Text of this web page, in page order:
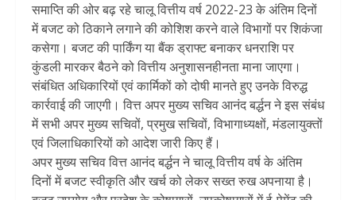
समाप्ति की ओर बढ़ रहे चालू वित्तीय वर्ष 2022-23 के अंतिम दिनों
में बजट को ठिकाने लगाने की कोशिश करने वाले विभागों पर शिकंजा
कसेगा। बजट की पार्किंग या बैंक ड्राफ्ट बनाकर धनराशि पर
कुंडली मारकर बैठने को वित्तीय अनुशासनहीनता माना जाएगा।
संबंधित अधिकारियों एवं कार्मिकों को दोषी मानते हुए उनके विरुद्ध
कार्रवाई की जाएगी। वित्त अपर मुख्य सचिव आनंद बर्द्धन ने इस संबंध
में सभी अपर मुख्य सचिवों, प्रमुख सचिवों, विभागाध्यक्षों, मंडलायुक्तों
एवं जिलाधिकारियों को आदेश जारी किए हैं।
अपर मुख्य सचिव वित्त आनंद बर्द्धन ने चालू वित्तीय वर्ष के अंतिम
दिनों में बजट स्वीकृति और खर्च को लेकर सख्त रुख अपनाया है।